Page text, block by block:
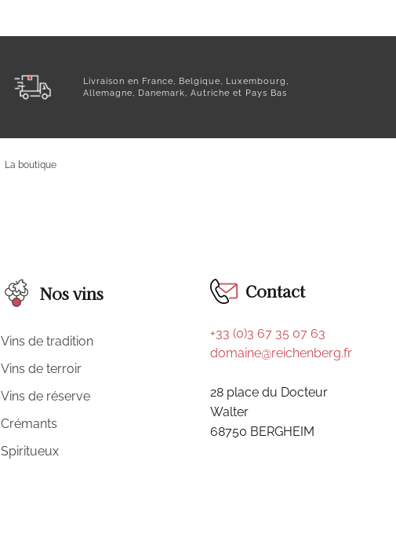
Livraison en France, Belgique, Luxembourg,
Allemagne, Danemark, Autriche et Pays Bas
La boutique
Nos vins
Vins de tradition
Vins de terroir
Vins de réserve
Crémants
Spiritueux
Contact
+33 (0)3 67 35 07 63
domaine@reichenberg.fr
28 place du Docteur
Walter
68750 BERGHEIM